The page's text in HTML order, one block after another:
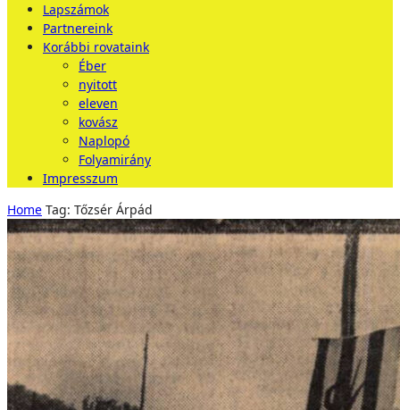
Lapszámok
Partnereink
Korábbi rovataink
Éber
nyitott
eleven
kovász
Naplopó
Folyamirány
Impresszum
Home Tag: Tőzsér Árpád